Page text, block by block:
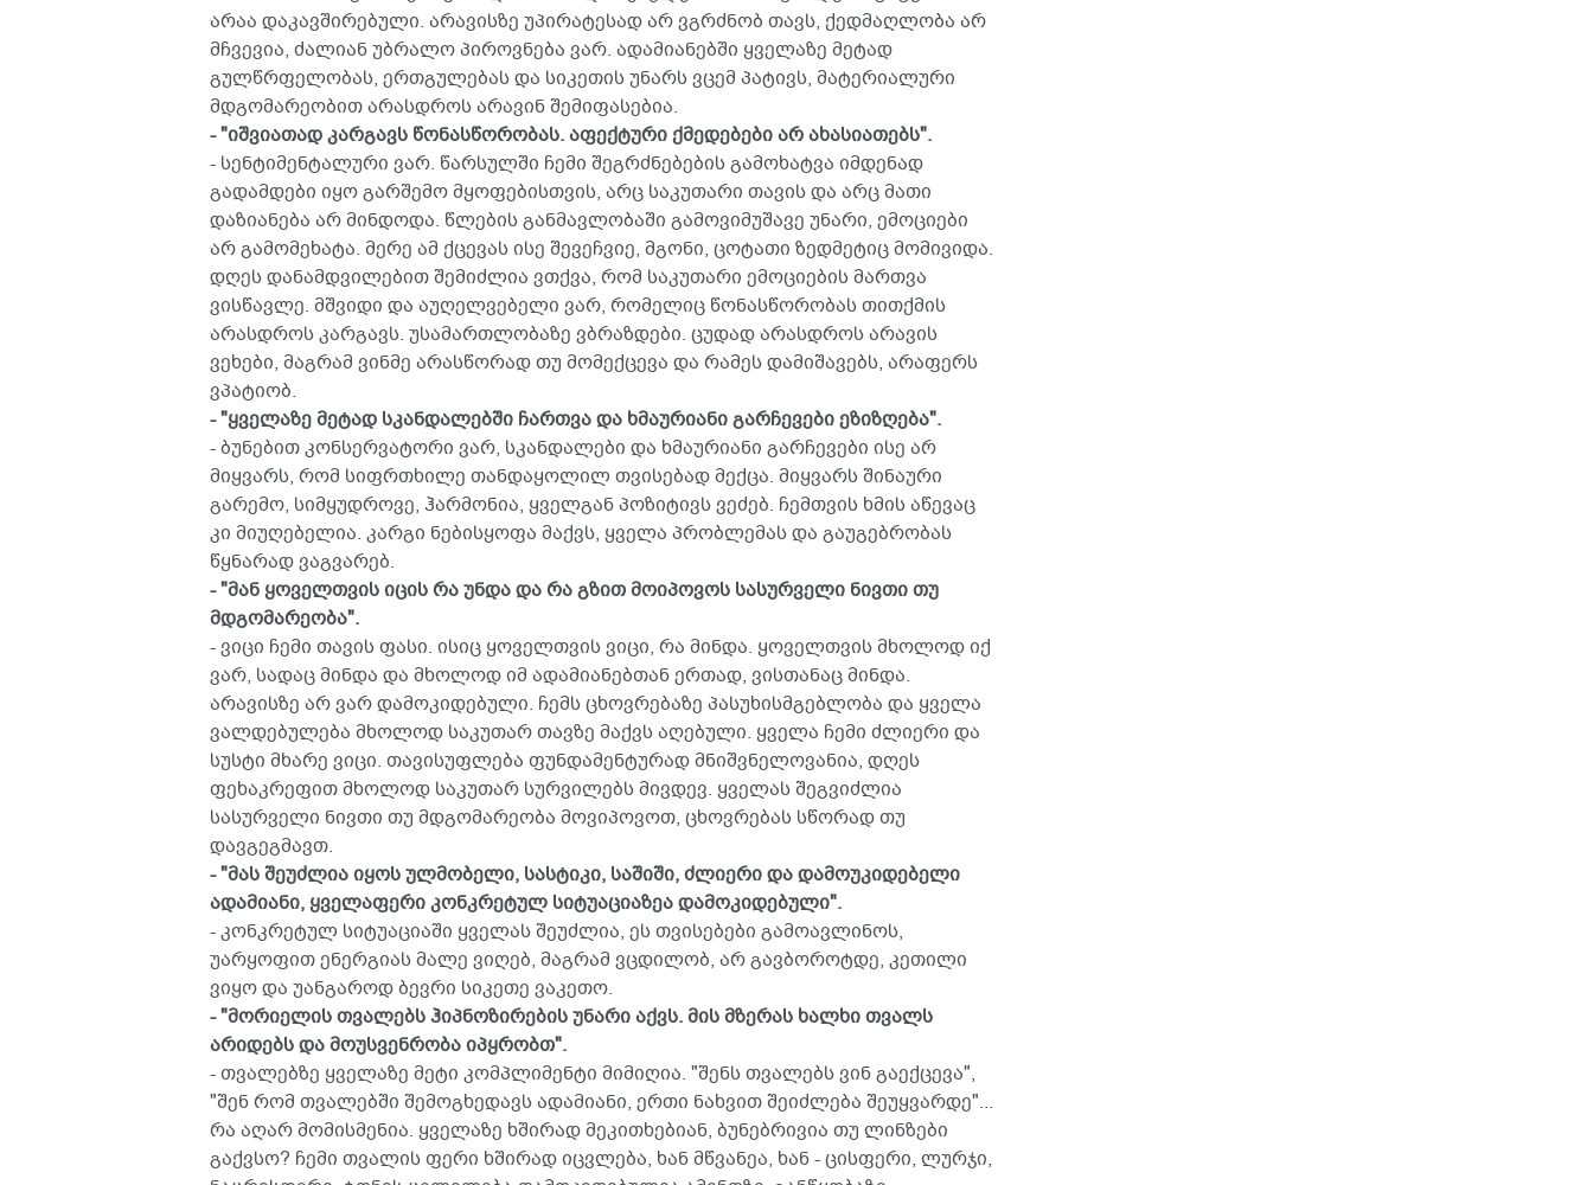
არაა დაკავშირებული. არავისზე უპირატესად არ ვგრძნობ თავს, ქედმაღლობა არ
მჩვევია, ძალიან უბრალო პიროვნება ვარ. ადამიანებში ყველაზე მეტად
გულწრფელობას, ერთგულებას და სიკეთის უნარს ვცემ პატივს, მატერიალური
მდგომარეობით არასდროს არავინ შემიფასებია.
- "იშვიათად კარგავს წონასწორობას. აფექტური ქმედებები არ ახასიათებს".
- სენტიმენტალური ვარ. წარსულში ჩემი შეგრძნებების გამოხატვა იმდენად
გადამდები იყო გარშემო მყოფებისთვის, არც საკუთარი თავის და არც მათი
დაზიანება არ მინდოდა. წლების განმავლობაში გამოვიმუშავე უნარი, ემოციები
არ გამომეხატა. მერე ამ ქცევას ისე შევეჩვიე, მგონი, ცოტათი ზედმეტიც მომივიდა.
დღეს დანამდვილებით შემიძლია ვთქვა, რომ საკუთარი ემოციების მართვა
ვისწავლე. მშვიდი და აუღელვებელი ვარ, რომელიც წონასწორობას თითქმის
არასდროს კარგავს. უსამართლობაზე ვბრაზდები. ცუდად არასდროს არავის
ვეხები, მაგრამ ვინმე არასწორად თუ მომექცევა და რამეს დამიშავებს, არაფერს
ვპატიობ.
- "ყველაზე მეტად სკანდალებში ჩართვა და ხმაურიანი გარჩევები ეზიზღება".
- ბუნებით კონსერვატორი ვარ, სკანდალები და ხმაურიანი გარჩევები ისე არ
მიყვარს, რომ სიფრთხილე თანდაყოლილ თვისებად მექცა. მიყვარს შინაური
გარემო, სიმყუდროვე, ჰარმონია, ყველგან პოზიტივს ვეძებ. ჩემთვის ხმის აწევაც
კი მიუღებელია. კარგი ნებისყოფა მაქვს, ყველა პრობლემას და გაუგებრობას
წყნარად ვაგვარებ.
- "მან ყოველთვის იცის რა უნდა და რა გზით მოიპოვოს სასურველი ნივთი თუ
მდგომარეობა".
- ვიცი ჩემი თავის ფასი. ისიც ყოველთვის ვიცი, რა მინდა. ყოველთვის მხოლოდ იქ
ვარ, სადაც მინდა და მხოლოდ იმ ადამიანებთან ერთად, ვისთანაც მინდა.
არავისზე არ ვარ დამოკიდებული. ჩემს ცხოვრებაზე პასუხისმგებლობა და ყველა
ვალდებულება მხოლოდ საკუთარ თავზე მაქვს აღებული. ყველა ჩემი ძლიერი და
სუსტი მხარე ვიცი. თავისუფლება ფუნდამენტურად მნიშვნელოვანია, დღეს
ფეხაკრეფით მხოლოდ საკუთარ სურვილებს მივდევ. ყველას შეგვიძლია
სასურველი ნივთი თუ მდგომარეობა მოვიპოვოთ, ცხოვრებას სწორად თუ
დავგეგმავთ.
- "მას შეუძლია იყოს ულმობელი, სასტიკი, საშიში, ძლიერი და დამოუკიდებელი
ადამიანი, ყველაფერი კონკრეტულ სიტუაციაზეა დამოკიდებული".
- კონკრეტულ სიტუაციაში ყველას შეუძლია, ეს თვისებები გამოავლინოს,
უარყოფით ენერგიას მალე ვიღებ, მაგრამ ვცდილობ, არ გავბოროტდე, კეთილი
ვიყო და უანგაროდ ბევრი სიკეთე ვაკეთო.
- "მორიელის თვალებს ჰიპნოზირების უნარი აქვს. მის მზერას ხალხი თვალს
არიდებს და მოუსვენრობა იპყრობთ".
- თვალებზე ყველაზე მეტი კომპლიმენტი მიმიღია. "შენს თვალებს ვინ გაექცევა",
"შენ რომ თვალებში შემოგხედავს ადამიანი, ერთი ნახვით შეიძლება შეუყვარდე"...
რა აღარ მომისმენია. ყველაზე ხშირად მეკითხებიან, ბუნებრივია თუ ლინზები
გაქვსო? ჩემი თვალის ფერი ხშირად იცვლება, ხან მწვანეა, ხან - ცისფერი, ლურჯი,